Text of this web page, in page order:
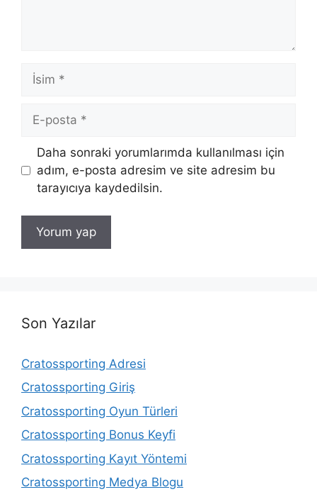
İsim
posta
İnternet
sitesi
Daha sonraki yorumlarımda kullanılması için
adım, e-posta adresim ve site adresim bu
tarayıcıya kaydedilsin.
Son Yazılar
Cratossporting Adresi
Cratossporting Giriş
Cratossporting Oyun Türleri
Cratossporting Bonus Keyfi
Cratossporting Kayıt Yöntemi
Cratossporting Medya Blogu